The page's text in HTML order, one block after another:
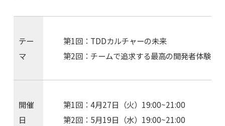
テー
マ
第1回：TDDカルチャーの未来
第2回：チームで追求する最高の開発者体験
開催
日
第1回：4月27日（火）19:00~21:00
第2回：5月19日（水）19:00~21:00